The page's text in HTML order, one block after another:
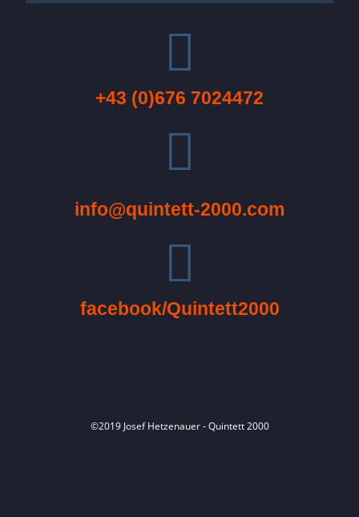
+43 (0)676 7024472
info@quintett-2000.com
facebook/Quintett2000
©2019 Josef Hetzenauer - Quintett 2000